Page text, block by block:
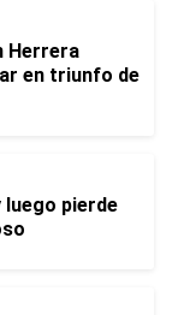
Herrera
en triunfo de
luego pierde